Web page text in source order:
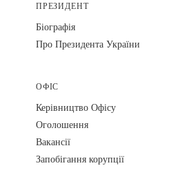
ПРЕЗИДЕНТ
Біографія
Про Президента України
ОФІС
Керівництво Офісу
Оголошення
Вакансії
Запобігання корупції